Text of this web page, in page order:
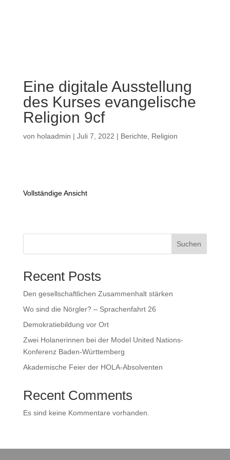
Eine digitale Ausstellung
des Kurses evangelische
Religion 9cf
von holaadmin | Juli 7, 2022 | Berichte Religion
Vollständige Ansicht
Suchen
Recent Posts
Den gesellschaftlichen Zusammenhalt stärken
Wo sind die Nörgler? – Sprachenfahrt 26
Demokratiebildung vor Ort
Zwei Holanerinnen bei der Model United Nations-
Konferenz Baden-Württemberg
Akademische Feier der HOLA-Absolventen
Recent Comments
Es sind keine Kommentare vorhanden.